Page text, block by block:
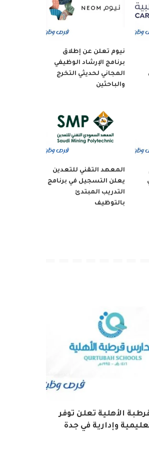
نيوم تعلن عن إطلاق
برنامج الإرشاد الوظيفي
المجاني لحديثي التخرج
والباحثين
المعهد التقني للتعدين
يعلن التسجيل في برنامج
التدريب المبتدئ
بالتوظيف
الأهلية تعلن توفر
وإدارية في جدة